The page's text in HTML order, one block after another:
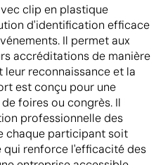
clip en plastique
d'identification efficace
Il permet aux
accréditations de manière
reconnaissance et la
est conçu pour une
foires ou congrès. Il
professionnelle des
chaque participant soit
renforce l'efficacité des